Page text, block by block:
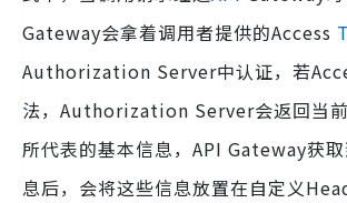
Gateway会拿着调用者提供的Access
Authorization Server中认证，若
法，Authorization Server会返回当
所代表的基本信息，API Gateway获
息后，会将这些信息放置在自定义